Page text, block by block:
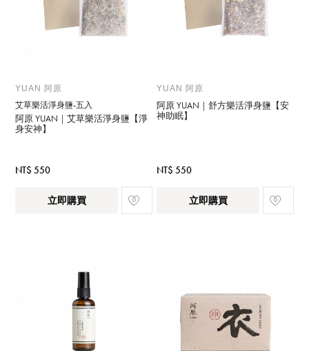
YUAN 阿原
艾草樂活淨身鹽-五入
阿原 YUAN｜艾草樂活淨身鹽【淨
身安神】
NT$ 550
立即購買
YUAN 阿原
阿原 YUAN｜舒方樂活淨身鹽【安
神助眠】
NT$ 550
立即購買